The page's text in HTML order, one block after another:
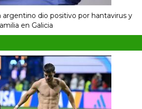
argentino dio positivo por hantavirus y
en Galicia